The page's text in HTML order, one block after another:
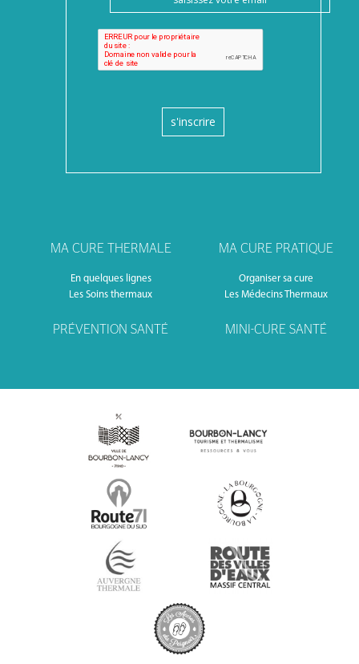
s'inscrire
MA CURE THERMALE
En quelques lignes
Les Soins thermaux
MA CURE PRATIQUE
Organiser sa cure
Les Médecins Thermaux
PRÉVENTION SANTÉ MINI-CURE SANTÉ